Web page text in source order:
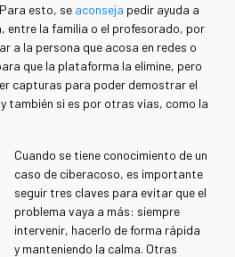
esto, se aconseja pedir ayuda a
entre la familia o el profesorado, por
a la persona que acosa en redes o
que la plataforma la elimine, pero
capturas para poder demostrar el
también si es por otras vías, como la
Cuando se tiene conocimiento de un
caso de ciberacoso, es importante
seguir tres claves para evitar que el
problema vaya a más: siempre
intervenir, hacerlo de forma rápida
y manteniendo la calma. Otras